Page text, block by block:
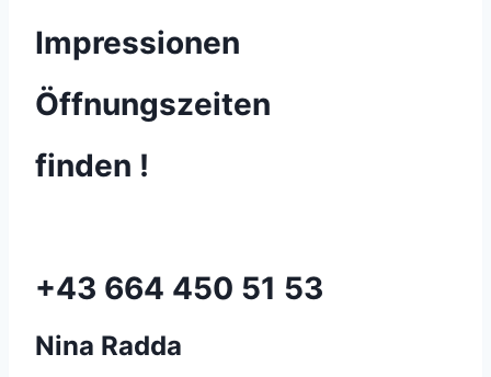
Impressionen
Öffnungszeiten
finden !
+43 664 450 51 53
Nina Radda